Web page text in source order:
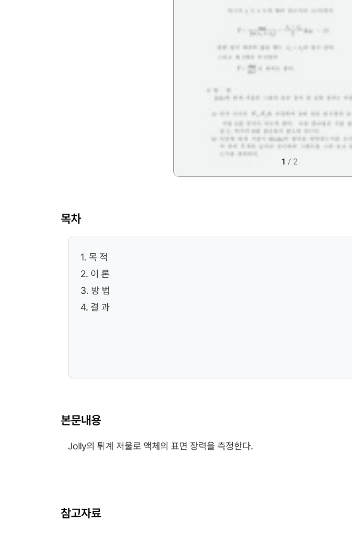
1 / 2
목차
1. 목 적
2. 이 론
3. 방 법
4. 결 과
본문내용
Jolly의 튀계 저울로 액체의 표면 장력을 측정한다.
참고자료